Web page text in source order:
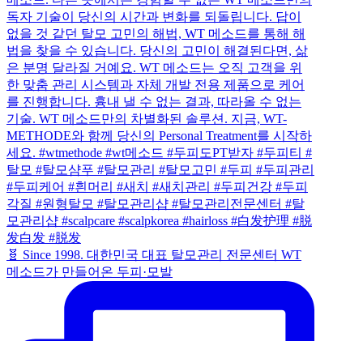
🧬 Since 1998. 대한민국 대표 탈모관리 전문센터 WT
메소드가 만들어온 두피·모발